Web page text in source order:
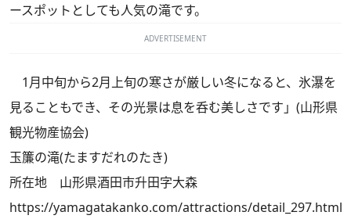
ースポットとしても人気の滝です。
ADVERTISEMENT
1月中旬から2月上旬の寒さが厳しい冬になると、氷瀑を
見ることもでき、その光景は息を呑む美しさです」(山形県
観光物産協会)
玉簾の滝(たますだれのたき)
所在地 山形県酒田市升田字大森
https://yamagatakanko.com/attractions/detail_297.html